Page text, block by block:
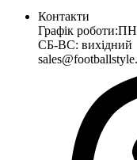
Контакти
Графік роботи:
СБ-ВС: вихідний